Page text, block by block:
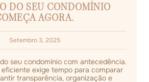
DO SEU CONDOMÍNIO
AGORA.
Setembro 3, 2025
seu condomínio com antecedência.
exige tempo para comparar
transparência, organização e